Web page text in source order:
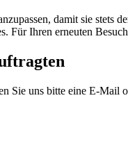
damit sie
Für Ihren erneuten
Sie uns bitte eine E-